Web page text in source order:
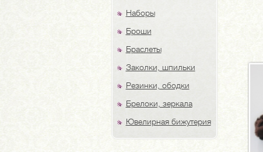
Наборы
Броши
Браслеты
Заколки, шпильки
Резинки, ободки
Брелоки, зеркала
Ювелирная бижутерия